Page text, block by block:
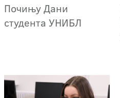
Почињу Дани
студента УНИБЛ